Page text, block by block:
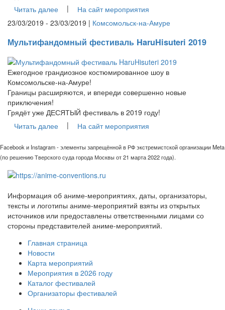
Читать далее
|
На сайт мероприятия
23/03/2019 - 23/03/2019 | Комсомольск-на-Амуре
Мультифандомный фестиваль HaruHisuteri 2019
Ежегодное грандиозное костюмированное шоу в
Комсомольске-на-Амуре!
Границы расширяются, и впереди совершенно новые
приключения!
Грядёт уже ДЕСЯТЫЙ фестиваль в 2019 году!
Читать далее
| На сайт мероприятия
Facebook и Instagram - элементы запрещённой в РФ экстремистской организации Meta
(по решению Тверского суда города Москвы от 21 марта 2022 года).
Информация об аниме-мероприятиях, даты, организаторы,
тексты и логотипы аниме-мероприятий взяты из открытых
источников или предоставлены ответственными лицами со
стороны представителей аниме-мероприятий.
Главная страница
Новости
Карта мероприятий
Мероприятия в 2026 году
Каталог фестивалей
Организаторы фестивалей